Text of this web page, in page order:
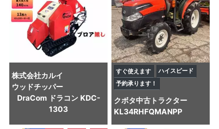
株式会社カルイ
ウッドチッパー
DraCom ドラコン KDC-
1303
すぐ使えます
ハイスピード
予約承ります！
クボタ中古トラクター
KL34RHFQMANPP